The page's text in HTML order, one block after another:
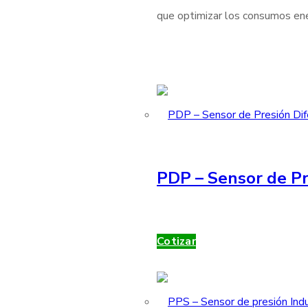
que optimizar los consumos
PDP – Sensor de
Cotizar